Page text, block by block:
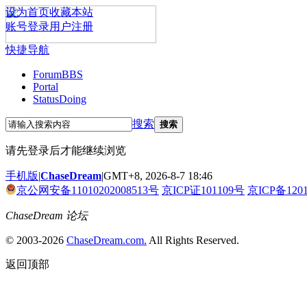
设为首页收藏本站
账号登录用户注册
快捷导航
ForumBBS
Portal
StatusDoing
搜索 搜索
请先登录后才能继续浏览
手机版|ChaseDream|GMT+8, 2026-8-7 18:46
京公网安备11010202008513号 京ICP证101109号 京ICP备
ChaseDream 论坛
© 2003-2026 ChaseDream.com. All Rights Reserved.
返回顶部